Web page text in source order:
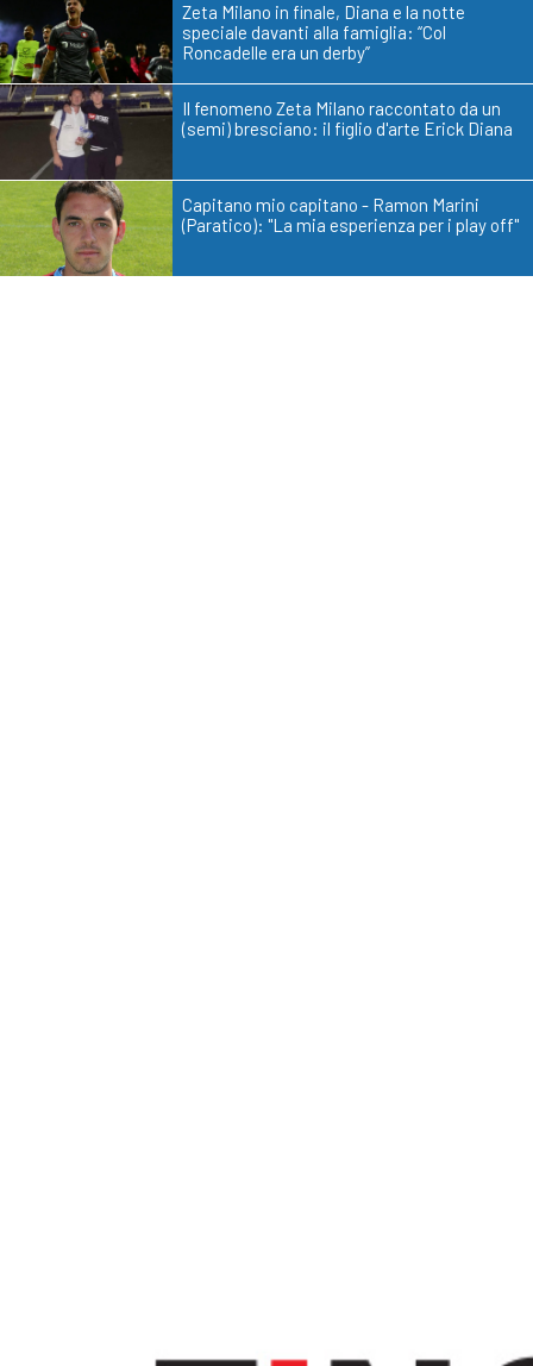
Zeta Milano in finale, Diana e la notte
speciale davanti alla famiglia: “Col
Roncadelle era un derby”
Il fenomeno Zeta Milano raccontato da un
(semi) bresciano: il figlio d'arte Erick Diana
Capitano mio capitano - Ramon Marini
(Paratico): "La mia esperienza per i play off"